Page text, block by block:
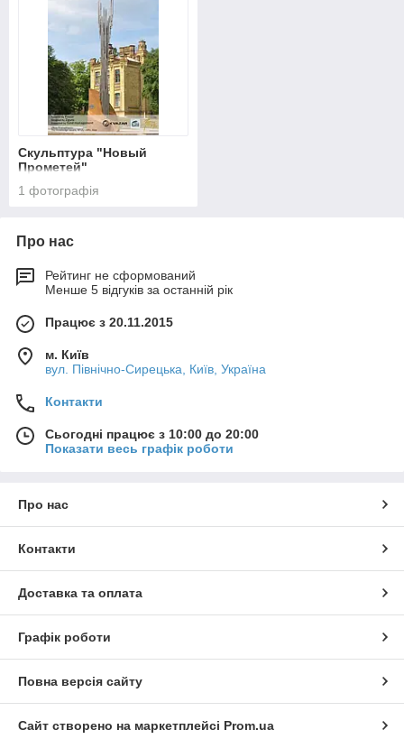
Скульптура "Новый
Прометей"
1 фотографія
Про нас
Рейтинг не сформований
Менше 5 відгуків за останній рік
Працює з 20.11.2015
м. Київ
вул. Північно-Сирецька, Київ, Україна
Контакти
Сьогодні працює з 10:00 до 20:00
Показати весь графік роботи
Про нас
Контакти
Доставка та оплата
Графік роботи
Повна версія сайту
Сайт створено на маркетплейсі Prom.ua